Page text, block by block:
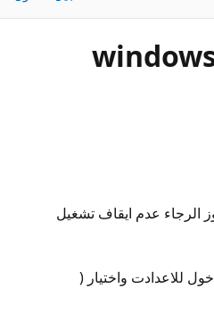
الرجاء عدم ايقاف تشغيل
للاعدادت واختيار (